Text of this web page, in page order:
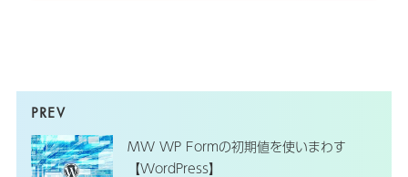
MW WP Formの初期値を使いまわす
【WordPress】